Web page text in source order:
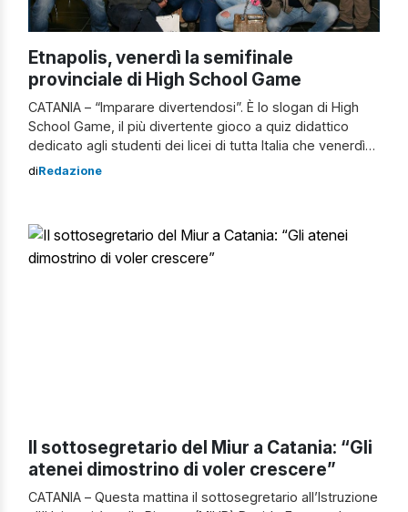
Etnapolis, venerdì la semifinale
provinciale di High School Game
CATANIA – “Imparare divertendosi”. È lo slogan di High
School Game, il più divertente gioco a quiz didattico
dedicato agli studenti dei licei di tutta Italia che venerdì
20 marzo ​ (ore 16)​ farà tappa a Etnapolis per la finale
diRedazione
Il sottosegretario del Miur a Catania: “Gli
atenei dimostrino di voler crescere”
CATANIA – Questa mattina il sottosegretario all’Istruzione